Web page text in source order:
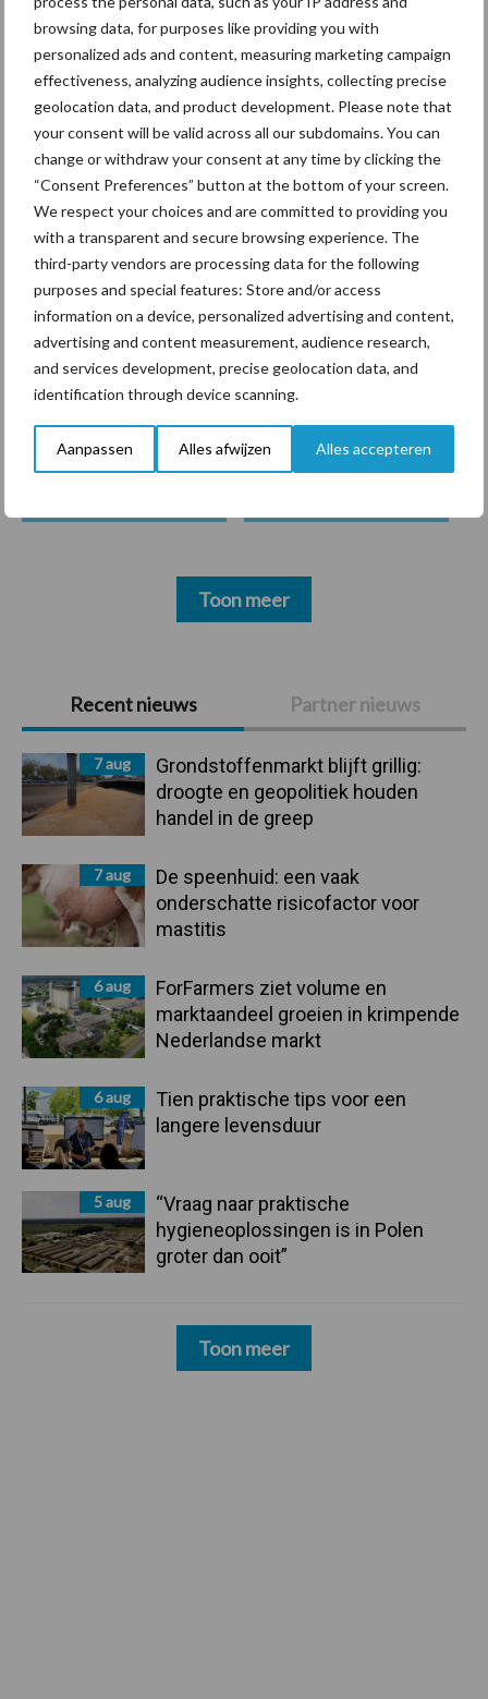
browsing data, for purposes like providing you with
personalized ads and content, measuring marketing campaign
effectiveness, analyzing audience insights, collecting precise
geolocation data, and product development. Please note that
your consent will be valid across all our subdomains. You can
change or withdraw your consent at any time by clicking the
“Consent Preferences” button at the bottom of your screen.
We respect your choices and are committed to providing you
with a transparent and secure browsing experience. The
third-party vendors are processing data for the following
purposes and special features: Store and/or access
information on a device, personalized advertising and content,
advertising and content measurement, audience research,
and services development, precise geolocation data, and
identification through device scanning.
Aanpassen Alles afwijzen Alles accepteren
Primaire
Sidebar
Recent nieuws Partner nieuws
7 aug
Grondstoffenmarkt blijft grillig:
droogte en geopolitiek houden
handel in de greep
7 aug
De speenhuid: een vaak
onderschatte risicofactor voor
mastitis
6 aug
ForFarmers ziet volume en
marktaandeel groeien in krimpende
Nederlandse markt
6 aug
Tien praktische tips voor een
langere levensduur
5 aug
“Vraag naar praktische
hygieneoplossingen is in Polen
groter dan ooit”
Toon meer
ForFarmers ziet volume en
marktaandeel groeien in
markt
Themapagina's
Diergezondheid Bemesting
Compost Dierlijke mest
Toon meer